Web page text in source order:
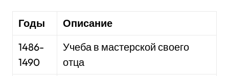
Годы
Описание
1486-
1490
Учеба в мастерской своего
отца